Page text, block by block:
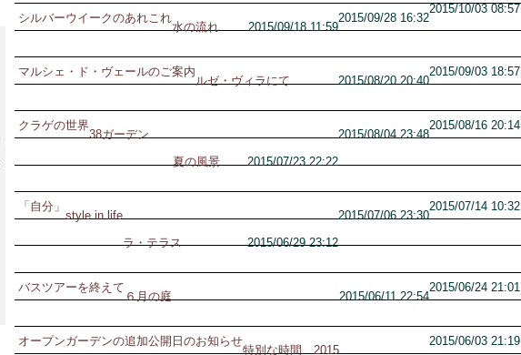
2015/10/03 08:57
シルバーウイークのあれこれ 2015/09/28 16:32
水の流れ 2015/09/18 11:59
マルシェ・ド・ヴェールのご案内 2015/09/03 18:57
ルゼ・ヴィラにて 2015/08/20 20:40
クラゲの世界 2015/08/16 20:14
38ガーデン
2015/08/04 23:48
夏の風景
2015/07/23 22:22
「自分」 2015/07/14 10:32
style in life
2015/07/06 23:30
ラ・テラス
2015/06/29 23:12
バスツアーを終えて 2015/06/24 21:01
６月の庭 2015/06/11 22:54
オープンガーデンの追加公開日のお知らせ 2015/06/03 21:19
特別な時間 2015